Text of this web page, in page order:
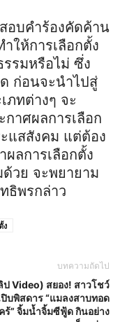
อบคำร้องคัดค้าน
ให้การเลือกตั้ง
รรมหรือไม่ ซึ่ง
ก่อนจะนำไปสู่
ภทต่างๆ จะ
าศผลการเลือก
แสสังคม แต่ต้อง
ลการเลือกตั้ง
ด้วย จะพยายาม
ธิพรกล่าว
ง
บทความถัดไป
ป Video) สยอง! สาวโชว์
ปิบพิสดาร “แมลงสาบทอด
ร้” จิ้มน้ำจิ้มซีฟู้ด กินอย่าง